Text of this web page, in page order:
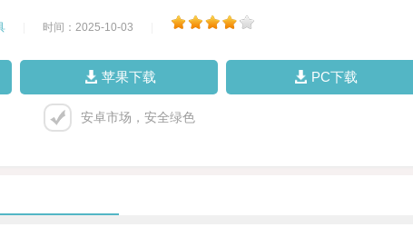
时间：2025-10-03
苹果下载 PC下载
安卓市场，安全绿色